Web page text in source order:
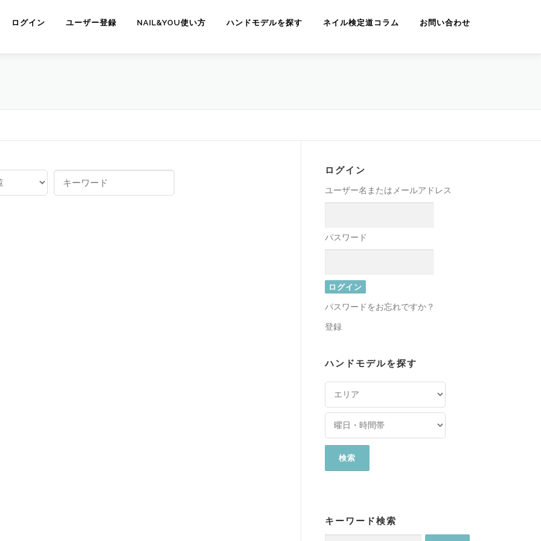
ログイン ユーザー登録 NAIL&YOU使い方 ハンドモデルを探す ネイル検定道コラム お問い合わせ
ログイン
ユーザー名またはメールアドレス
パスワード
パスワードをお忘れですか？
登録
ハンドモデルを探す
キーワード検索